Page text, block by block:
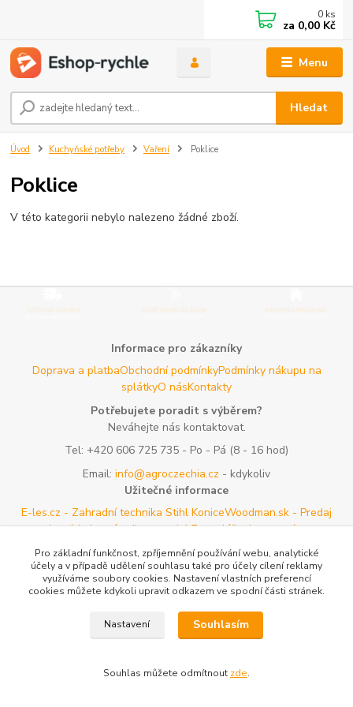
Menu
Hledat
0 ks
za 0,00 Kč
Úvod Kuchyňské potřeby Vaření Poklice
Poklice
V této kategorii nebylo nalezeno žádné zboží.
Informace pro zákazníky
Doprava a platbaObchodní podmínkyPodmínky nákupu na
splátkyO násKontakty
Potřebujete poradit s výběrem?
Neváhejte nás kontaktovat.
Tel: +420 606 725 735 - Po - Pá (8 - 16 hod)
Email: info@agroczechia.cz - kdykoliv
Užitečné informace
E-les.cz - Zahradní technika Stihl KoniceWoodman.sk - Predaj
lesníckeho náradia a potriebFormulář odstoupení o
smlouvyReklamace a vrácení zboží Rady a tipy
Tabulky rozměrů
oblečení a obuviMapa stránek
Vytvořeno na Eshop-rychle.cz
Pro základní funkčnost, zpříjemnění používání webu, analytické
účely a v případě udělení souhlasu také pro účely cílení reklamy
využíváme soubory cookies. Nastavení vlastních preferencí
cookies můžete kdykoli upravit odkazem ve spodní části stránek.
Nastavení Souhlasím
Souhlas můžete odmítnout zde.